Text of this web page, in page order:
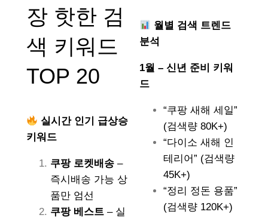
장 핫한 검
색 키워드
TOP 20
실시간 인기 급상승
키워드
쿠팡 로켓배송 –
즉시배송 가능 상
품만 엄선
쿠팡 베스트 – 실
월별 검색 트렌드
분석
1월 – 신년 준비 키워
드
“쿠팡 새해 세일”
(검색량 80K+)
“다이소 새해 인
테리어” (검색량
45K+)
“정리 정돈 용품”
(검색량 120K+)